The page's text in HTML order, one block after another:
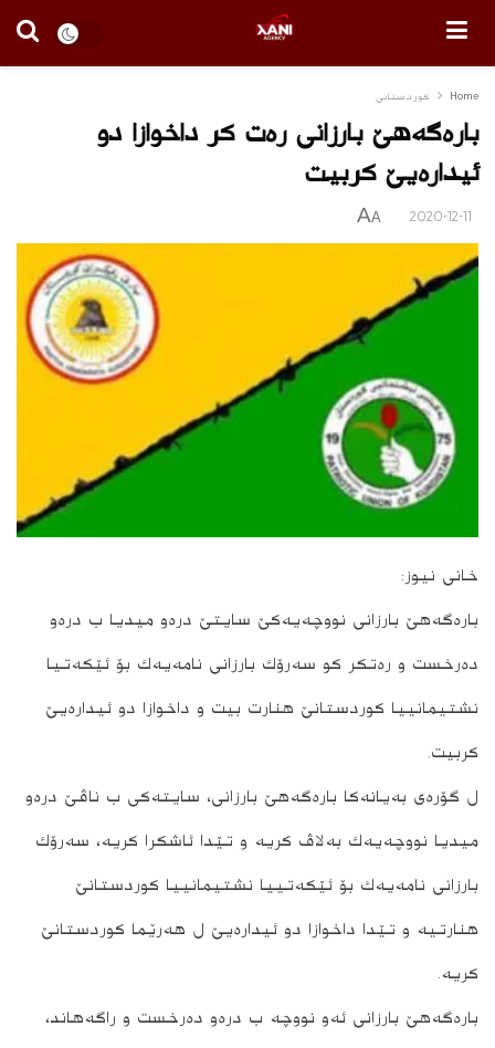
Home كوردستانى
باره‌گه‌هێ بارزانى ره‌ت كر داخوازا دو
ئیداره‌یێ كربیت
2020-12-11
A
A
خانی نیوز:
باره‌گه‌هێ بارزانی نووچه‌یه‌كێ سایتێ دره‌و میدیا ب دره‌و
ده‌رخست و ره‌تكر كو سه‌رۆك بارزانی نامه‌یه‌ك بۆ ئێكه‌تیا
نشتیمانییا كوردستانێ هنارت بیت و داخوازا دو ئیداره‌یێ
كربیت.
ل گۆره‌ی به‌یانه‌كا باره‌گه‌هێ بارزانی، سایته‌كی ب ناڤێ دره‌و
میدیا نووچه‌یه‌ك به‌لاڤ كریه‌ و تێدا ئاشكرا كریه‌، سه‌رۆك
بارزانى نامه‌یه‌ك بۆ ئێكه‌تییا نشتیمانییا كوردستانێ
هنارتیه‌ و تێدا داخوازا دو ئیداره‌یێ ل هه‌رێما كوردستانێ
كریه‌.
باره‌گه‌هێ بارزانى ئه‌و نووچه‌ ب دره‌و ده‌رخست و راگه‌هاند،